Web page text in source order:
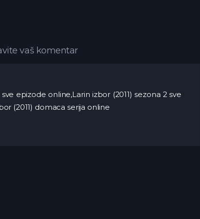
vaš komentar
epizode online,Larin izbor (2011) sezona 2 sve
(2011) domaca serija online